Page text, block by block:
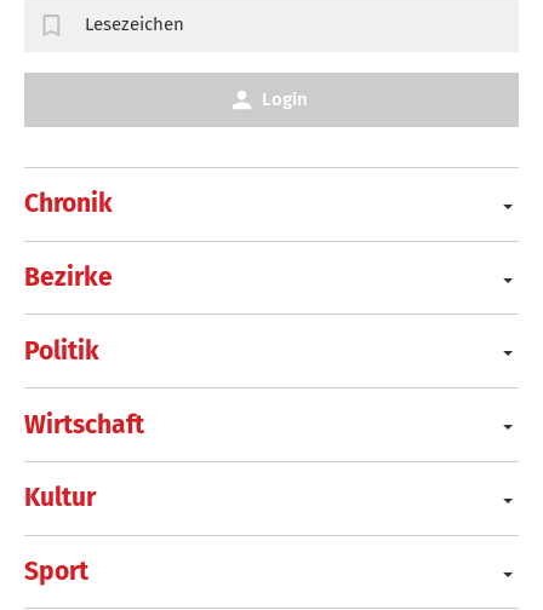
Chronik
Bezirke
Politik
Wirtschaft
Kultur
Sport
Lesezeichen
Login